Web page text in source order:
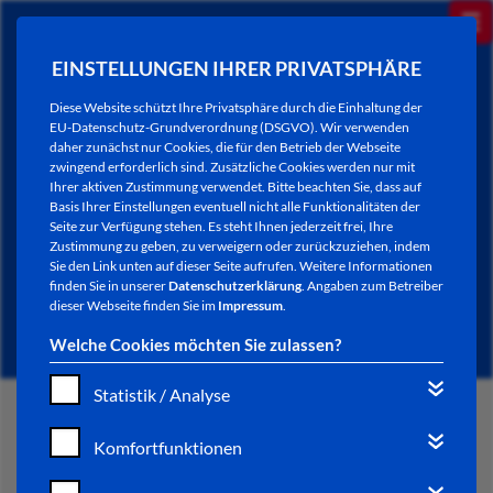
EINSTELLUNGEN IHRER PRIVATSPHÄRE
Diese Website schützt Ihre Privatsphäre durch die Einhaltung der
EU-Datenschutz-Grundverordnung (DSGVO). Wir verwenden
daher zunächst nur Cookies, die für den Betrieb der Webseite
zwingend erforderlich sind. Zusätzliche Cookies werden nur mit
Ihrer aktiven Zustimmung verwendet. Bitte beachten Sie, dass auf
Basis Ihrer Einstellungen eventuell nicht alle Funktionalitäten der
Seite zur Verfügung stehen. Es steht Ihnen jederzeit frei, Ihre
Zustimmung zu geben, zu verweigern oder zurückzuziehen, indem
Sie den Link unten auf dieser Seite aufrufen. Weitere Informationen
finden Sie in unsererDatenschutzerklärung. Angaben zum Betreiber
dieser Webseite finden Sie im Impressum.
Welche Cookies möchten Sie zulassen?
Statistik / Analyse
Komfortfunktionen
NEWSLETTER / CITY LETTER
START